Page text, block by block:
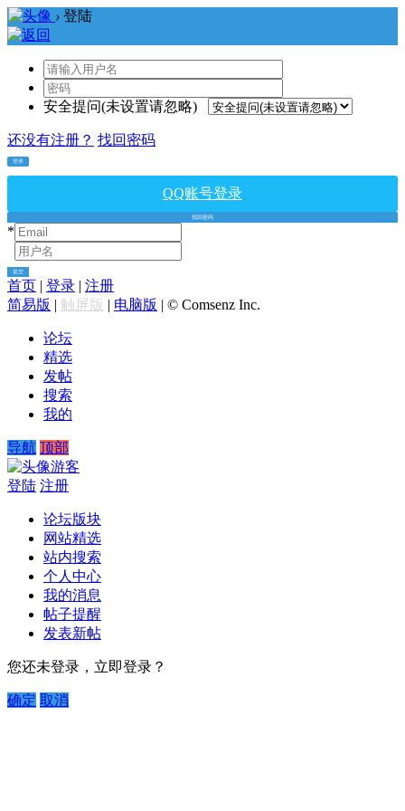
› 登陆
安全提问(未设置请忽略)
还没有注册？ 找回密码
登录
QQ账号登录
找回密码
*
提交
首页 | 登录 | 注册
简易版 | 触屏版 | 电脑版 | © Comsenz Inc.
论坛
精选
发帖
搜索
我的
导航 顶部
游客
登陆 注册
论坛版块
网站精选
站内搜索
个人中心
我的消息
帖子提醒
发表新帖
您还未登录，立即登录？
确定 取消